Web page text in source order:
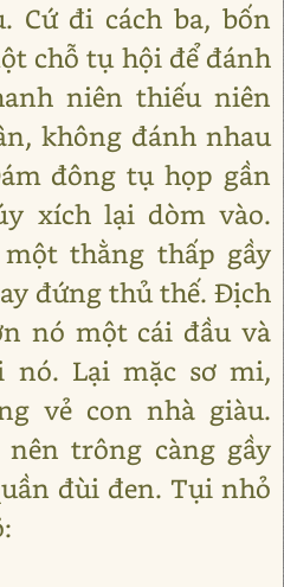
Cứ đi cách ba, bốn
chỗ tụ hội để đánh
niên thiếu niên
không đánh nhau
đông tụ họp gần
xích lại dòm vào.
thằng thấp gầy
đứng thủ thế. Địch
nó một cái đầu và
nó. Lại mặc sơ mi,
vẻ con nhà giàu.
trông càng gầy
đùi đen. Tụi nhỏ